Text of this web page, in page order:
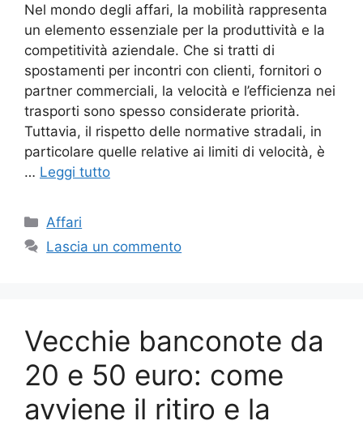
Nel mondo degli affari, la mobilità rappresenta
un elemento essenziale per la produttività e la
competitività aziendale. Che si tratti di
spostamenti per incontri con clienti, fornitori o
partner commerciali, la velocità e l’efficienza nei
trasporti sono spesso considerate priorità.
Tuttavia, il rispetto delle normative stradali, in
particolare quelle relative ai limiti di velocità, è
… Leggi tutto
Categorie
Affari
Lascia un commento
Vecchie banconote da
20 e 50 euro: come
avviene il ritiro e la